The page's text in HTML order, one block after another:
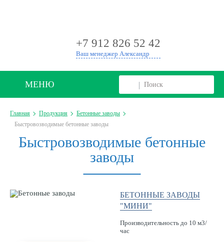
+7 912 826 52 42
Ваш менеджер Александр
МЕНЮ
Главная Продукция
Бетонные заводы
Быстровозводимые бетонные заводы
Быстровозводимые бетонные
заводы
БЕТОННЫЕ ЗАВОДЫ
"МИНИ"
Производительность до 10 м3/
час